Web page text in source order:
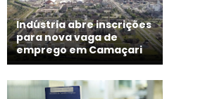
Indústria abre inscrições
para nova vaga de
emprego em Camaçari